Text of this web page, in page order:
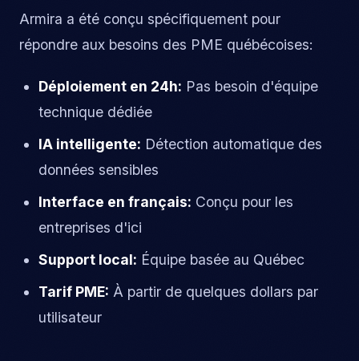
Armira a été conçu spécifiquement pour
répondre aux besoins des PME québécoises:
Déploiement en 24h: Pas besoin d'équipe
technique dédiée
IA intelligente: Détection automatique des
données sensibles
Interface en français: Conçu pour les
entreprises d'ici
Support local: Équipe basée au Québec
Tarif PME: À partir de quelques dollars par
utilisateur